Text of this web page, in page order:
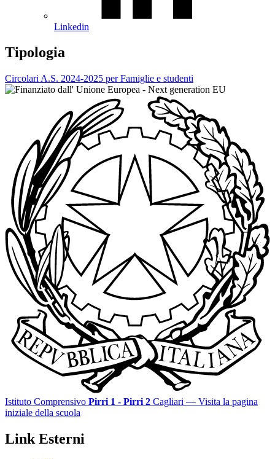
Linkedin
Tipologia
Circolari A.S. 2024-2025 per Famiglie e studenti
Istituto Comprensivo Pirri 1 - Pirri 2 Cagliari — Visita la pagina
iniziale della scuola
Link Esterni